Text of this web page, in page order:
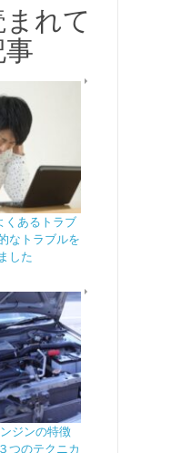
れて
くあるトラブ
なトラブルを
した
ジンの特徴
つのテクニカ